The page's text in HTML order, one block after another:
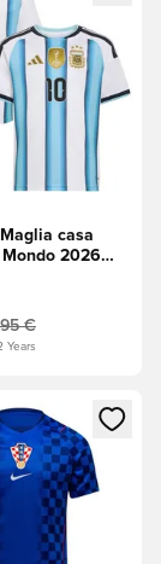
casa
2026
€
Years
come
modale